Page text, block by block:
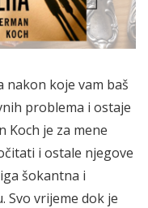
nakon koje vam baš
problema i ostaje
Koch je za mene
i ostale njegove
šokantna i
Svo vrijeme dok je